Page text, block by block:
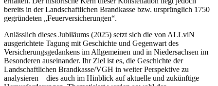
bereits in der Landschaftlichen Brandkasse bzw. ursprünglich 1750
gegründeten „Feuerversicherungen“.
Anlässlich dieses Jubiläums (2025) setzt sich die von ALLviN
ausgerichtete Tagung mit Geschichte und Gegenwart des
Versicherungsgedankens im Allgemeinen und in Niedersachsen im
Besonderen auseinander. Ihr Ziel ist es, die Geschichte der
Landschaftlichen Brandkasse/VGH in weiter Perspektive zu
analysieren – dies auch im Hinblick auf aktuelle und zukünftige